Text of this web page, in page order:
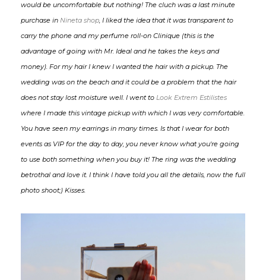
would be uncomfortable but nothing! The cluch was a last minute
purchase in Nineta shop, I liked the idea that it was transparent to
carry the phone and my perfume roll-on Clinique (this is the
advantage of going with Mr. Ideal and he takes the keys and
money). For my hair I knew I wanted the hair with a pickup. The
wedding was on the beach and it could be a problem that the hair
does not stay lost moisture well. I went to Look Extrem Estilistes
where I made ​​this vintage pickup with which I was very comfortable.
You have seen my earrings in many times. Is that I wear for both
events as VIP for the day to day, you never know what you're going
to use both something when you buy it! The ring was the wedding
betrothal and love it. I think I have told you all the details, now the full
photo shoot;) Kisses.